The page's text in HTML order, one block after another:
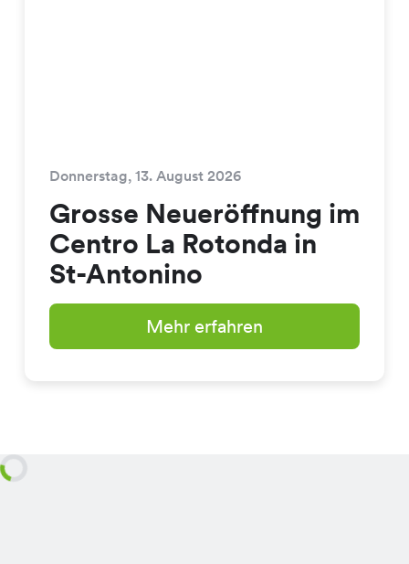
Donnerstag, 13. August 2026
Grosse Neueröffnung im
Centro La Rotonda in
St-Antonino
Mehr erfahren